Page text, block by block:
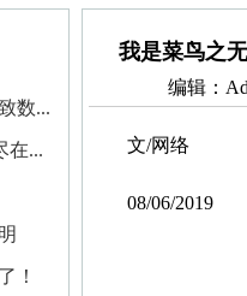
数...
在...
！
我是菜鸟之
编辑：
文/网络
08/06/2019